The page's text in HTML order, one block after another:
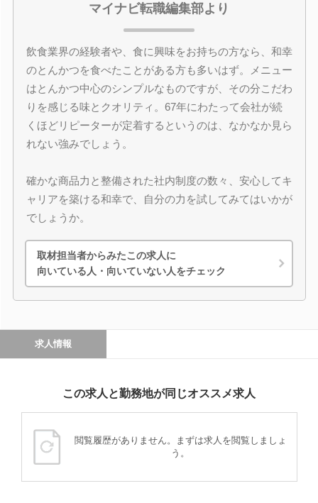
マイナビ転職編集部より
飲食業界の経験者や、食に興味をお持ちの方なら、和幸
のとんかつを食べたことがある方も多いはず。メニュー
はとんかつ中心のシンプルなものですが、その分こだわ
りを感じる味とクオリティ。67年にわたって会社が続
くほどリピーターが定着するというのは、なかなか見ら
れない強みでしょう。
確かな商品力と整備された社内制度の数々、安心してキ
ャリアを築ける和幸で、自分の力を試してみてはいかが
でしょうか。
取材担当者からみたこの求人に
向いている人・向いていない人をチェック
求人情報
この求人と勤務地が同じオススメ求人
閲覧履歴がありません。まずは求人を閲覧しましょ
う。